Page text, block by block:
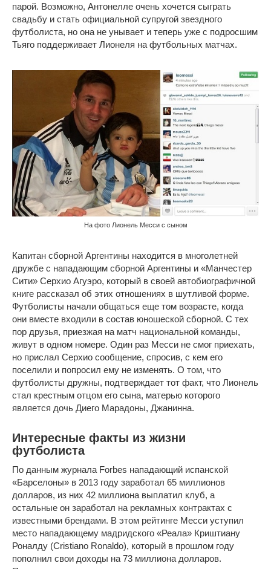
парой. Возможно, Антонелле очень хочется сыграть
свадьбу и стать официальной супругой звездного
футболиста, но она не унывает и теперь уже с подросшим
Тьяго поддерживает Лионеля на футбольных матчах.
На фото Лионель Месси с сыном
Капитан сборной Аргентины находится в многолетней
дружбе с нападающим сборной Аргентины и «Манчестер
Сити» Серхио Агуэро, который в своей автобиографичной
книге рассказал об этих отношениях в шутливой форме.
Футболисты начали общаться еще том возрасте, когда
они вместе входили в состав юношеской сборной. С тех
пор друзья, приезжая на матч национальной команды,
живут в одном номере. Один раз Месси не смог приехать,
но прислал Серхио сообщение, спросив, с кем его
поселили и попросил ему не изменять. О том, что
футболисты дружны, подтверждает тот факт, что Лионель
стал крестным отцом его сына, матерью которого
является дочь Диего Марадоны, Джанинна.
Интересные факты из жизни
футболиста
По данным журнала Forbes нападающий испанской
«Барселоны» в 2013 году заработал 65 миллионов
долларов, из них 42 миллиона выплатил клуб, а
остальные он заработал на рекламных контрактах с
известными брендами. В этом рейтинге Месси уступил
место нападающему мадридского «Реала» Криштиану
Роналду (Cristiano Ronaldo), который в прошлом году
пополнил свои доходы на 73 миллиона долларов.